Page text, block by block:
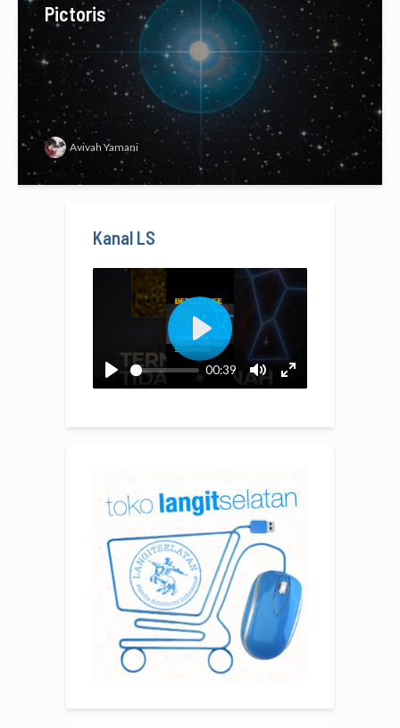
Pictoris
Avivah Yamani
Kanal LS